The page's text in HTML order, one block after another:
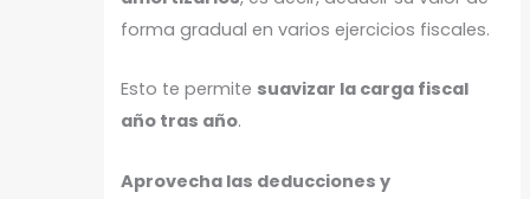
forma gradual en varios ejercicios fiscales.
Esto te permite suavizar la carga fiscal
año tras año.
Aprovecha las deducciones y